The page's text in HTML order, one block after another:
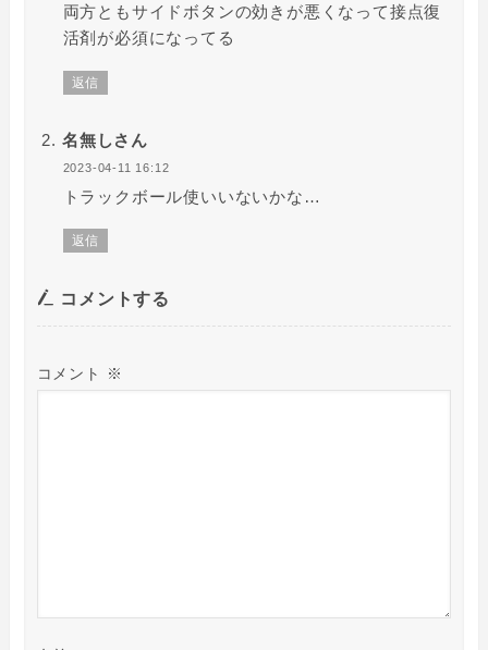
両方ともサイドボタンの効きが悪くなって接点復
活剤が必須になってる
返信
名無しさん
2023-04-11 16:12
トラックボール使いいないかな…
返信
コメントする
コメント ※